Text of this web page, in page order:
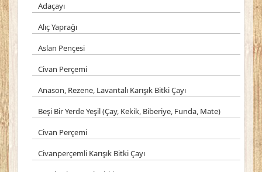
Adaçayı
Alıç Yaprağı
Aslan Pençesi
Civan Perçemi
Anason, Rezene, Lavantalı Karışık Bitki Çayı
Beşi Bir Yerde Yeşil (Çay, Kekik, Biberiye, Funda, Mate)
Civan Perçemi
Civanperçemli Karışık Bitki Çayı